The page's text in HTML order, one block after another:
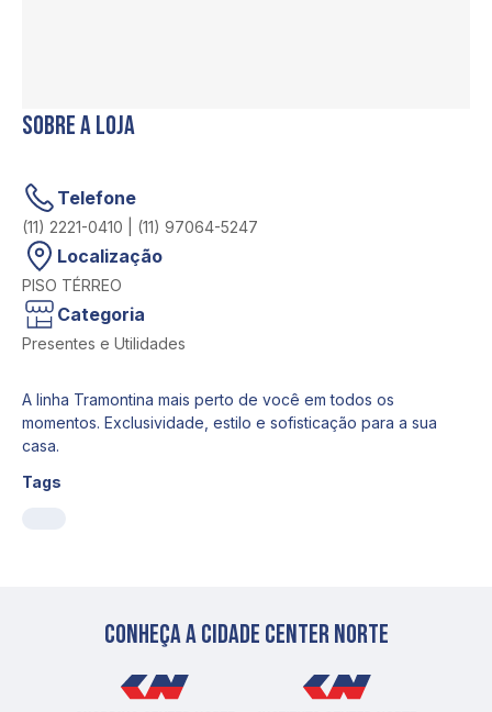
Sobre a loja
Telefone
(11) 2221-0410 | (11) 97064-5247
Localização
PISO TÉRREO
Categoria
Presentes e Utilidades
A linha Tramontina mais perto de você em todos os
momentos. Exclusividade, estilo e sofisticação para a sua
casa.
Tags
Conheça a cidade center norte